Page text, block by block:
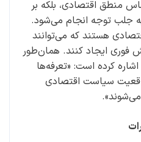
منطق اقتصادی، بلکه بر
جلب توجه انجام می‌شود.
هستند که می‌توانند
فوری ایجاد کنند. همان‌طور
کرده است: «تعرفه‌ها
واقعیت سیاست اقتصادی